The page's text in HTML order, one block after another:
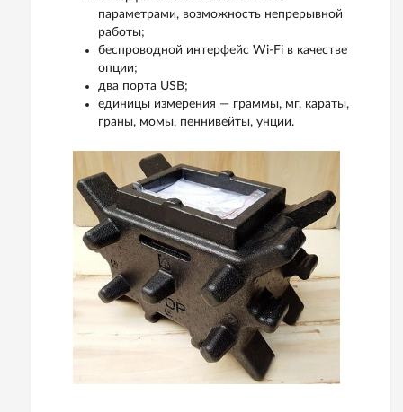
параметрами, возможность непрерывной
работы;
беспроводной интерфейс Wi-Fi в качестве
опции;
два порта USB;
единицы измерения — граммы, мг, караты,
граны, момы, пеннивейты, унции.